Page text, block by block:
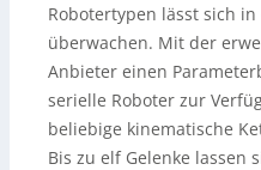
Robotertypen lässt sich
überwachen. Mit der
Anbieter einen
serielle Roboter zur
beliebige kinematische
Bis zu elf Gelenke lassen